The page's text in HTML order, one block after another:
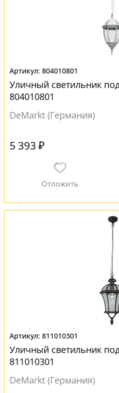
804010801
Уличный светильник
804010801
DeMarkt (Германия)
5 393 ₽
811010301
Уличный светильник
811010301
DeMarkt (Германия)